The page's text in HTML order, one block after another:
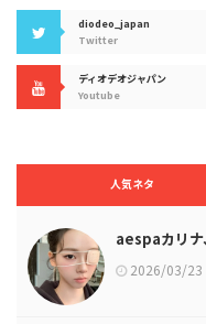
diodeo_japan
Twitter
ディオデオジャパン
Youtube
人気ネタ
aespaカリナ
2026/03/23